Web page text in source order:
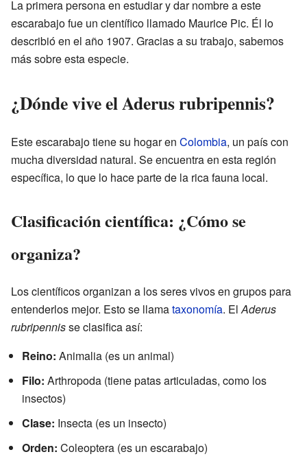
La primera persona en estudiar y dar nombre a este
escarabajo fue un científico llamado Maurice Pic. Él lo
describió en el año 1907. Gracias a su trabajo, sabemos
más sobre esta especie.
¿Dónde vive el Aderus rubripennis?
Este escarabajo tiene su hogar en Colombia, un país con
mucha diversidad natural. Se encuentra en esta región
específica, lo que lo hace parte de la rica fauna local.
Clasificación científica: ¿Cómo se
organiza?
Los científicos organizan a los seres vivos en grupos para
entenderlos mejor. Esto se llamataxonomía. ElAderus
rubripennisse clasifica así:
Reino: Animalia (es un animal)
Filo: Arthropoda (tiene patas articuladas, como los
insectos)
Clase: Insecta (es un insecto)
Orden: Coleoptera (es un escarabajo)